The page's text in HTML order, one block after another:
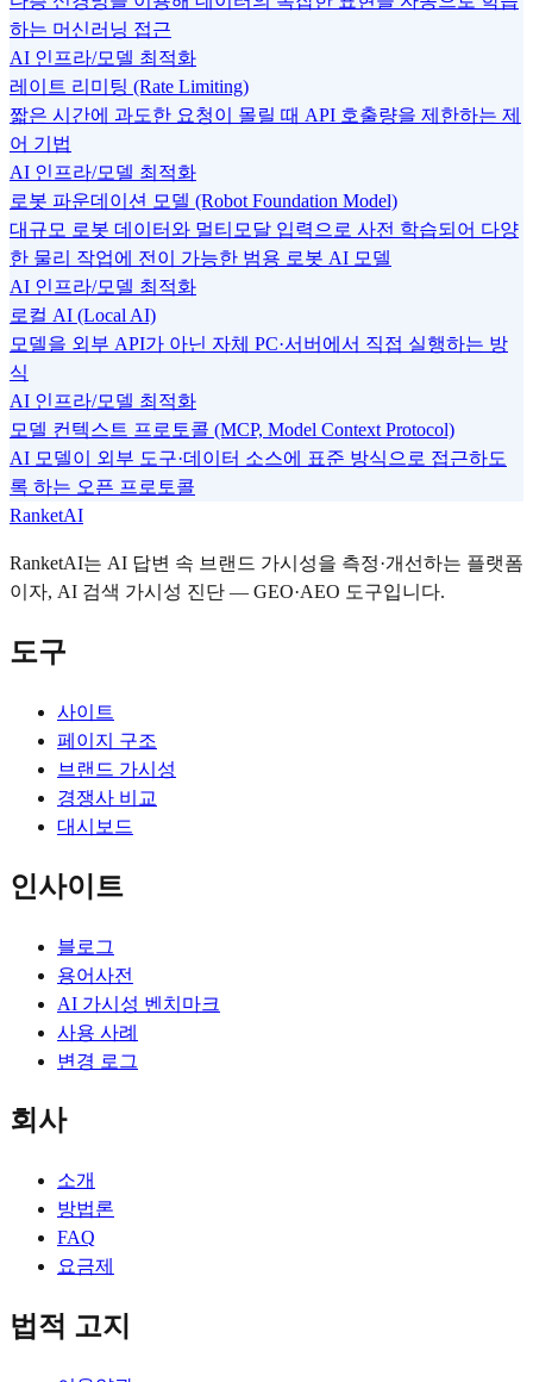
하는 머신러닝 접근
AI 인프라/모델 최적화
레이트 리미팅 (Rate Limiting)
짧은 시간에 과도한 요청이 몰릴 때 API 호출량을 제한하는 제
어 기법
AI 인프라/모델 최적화
로봇 파운데이션 모델 (Robot Foundation Model)
대규모 로봇 데이터와 멀티모달 입력으로 사전 학습되어 다양
한 물리 작업에 전이 가능한 범용 로봇 AI 모델
AI 인프라/모델 최적화
로컬 AI (Local AI)
모델을 외부 API가 아닌 자체 PC·서버에서 직접 실행하는 방
식
AI 인프라/모델 최적화
모델 컨텍스트 프로토콜 (MCP, Model Context Protocol)
AI 모델이 외부 도구·데이터 소스에 표준 방식으로 접근하도
록 하는 오픈 프로토콜
RanketAI
RanketAI는 AI 답변 속 브랜드 가시성을 측정·개선하는 플랫폼
이자, AI 검색 가시성 진단 — GEO·AEO 도구입니다.
도구
사이트
페이지 구조
브랜드 가시성
경쟁사 비교
대시보드
인사이트
블로그
용어사전
AI 가시성 벤치마크
사용 사례
변경 로그
회사
소개
방법론
FAQ
요금제
법적 고지